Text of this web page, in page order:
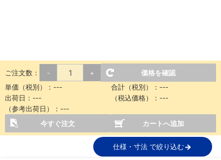
ご注文数： - +
価格を確認
単価（税別）： --- 合計（税別）： ---
出荷日： --- （税込価格）： ---
（参考出荷日）： ---
今すぐ注文
カートへ追加
仕様・寸法 で絞り込む